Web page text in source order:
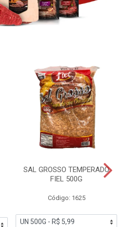
SAL GROSSO TEMPERADO
FIEL 500G
Código: 1625